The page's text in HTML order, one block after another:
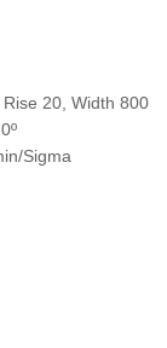
20, Width 800
Sigma